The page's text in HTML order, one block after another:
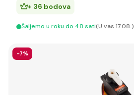
+ 36 bodova
Šaljemo u roku do 48 sati(U vas 17.08.)
-7%